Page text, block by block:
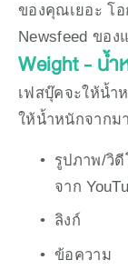
ของคุณเยอะ โ
Newsfeed ขอ
Weight - น้ำ
เฟสบุ๊คจะให้น้ำ
ให้น้ำหนักจากม
รูปภาพ/วิดี
จาก
ลิงก์
ข้อความ